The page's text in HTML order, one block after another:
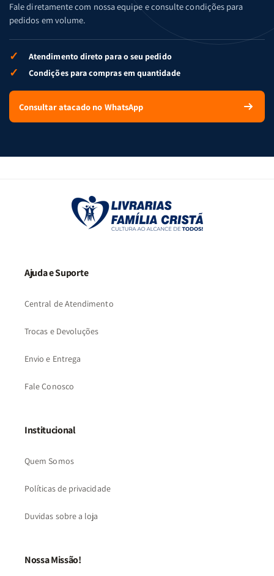
Fale diretamente com nossa equipe e consulte condições para
pedidos em volume.
✓ Atendimento direto para o seu pedido
✓ Condições para compras em quantidade
Consultar atacado no WhatsApp
Ajuda e Suporte
Central de Atendimento
Trocas e Devoluções
Envio e Entrega
Fale Conosco
Institucional
Quem Somos
Políticas de privacidade
Duvidas sobre a loja
Nossa Missão!